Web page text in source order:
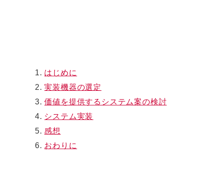
1. はじめに
2. 実装機器の選定
3. 価値を提供するシステム案の検討
4. システム実装
5. 感想
6. おわりに